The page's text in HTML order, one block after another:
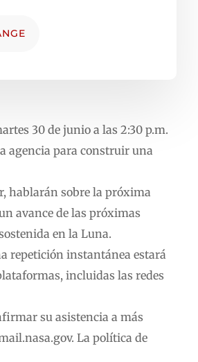
30 de junio a las 2:30 p.m.
agencia para construir una
hablarán sobre la próxima
avance de las próximas
en la Luna.
repetición instantánea estará
incluidas las redes
su asistencia a más
. La política de